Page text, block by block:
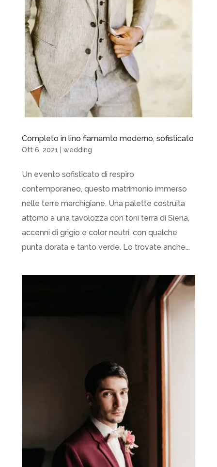
Completo in lino fiamamto moderno, sofisticato
Ott 6, 2021 wedding
Un evento sofisticato di respiro
contemporaneo, questo matrimonio immerso
nelle terre marchigiane. Una palette costruita
attorno a una tavolozza con toni terra di Siena,
accenni di grigio e color neutri, con qualche
punta dorata e tanto verde. Lo trovate anche...